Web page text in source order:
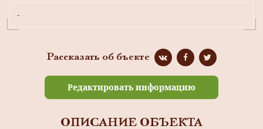
-
Рассказать об бъекте
Редактировать информацию
ОПИСАНИЕ ОБЪЕКТА